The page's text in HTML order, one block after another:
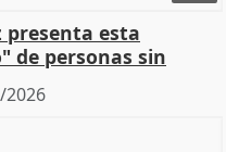
presenta esta
de personas sin
2026